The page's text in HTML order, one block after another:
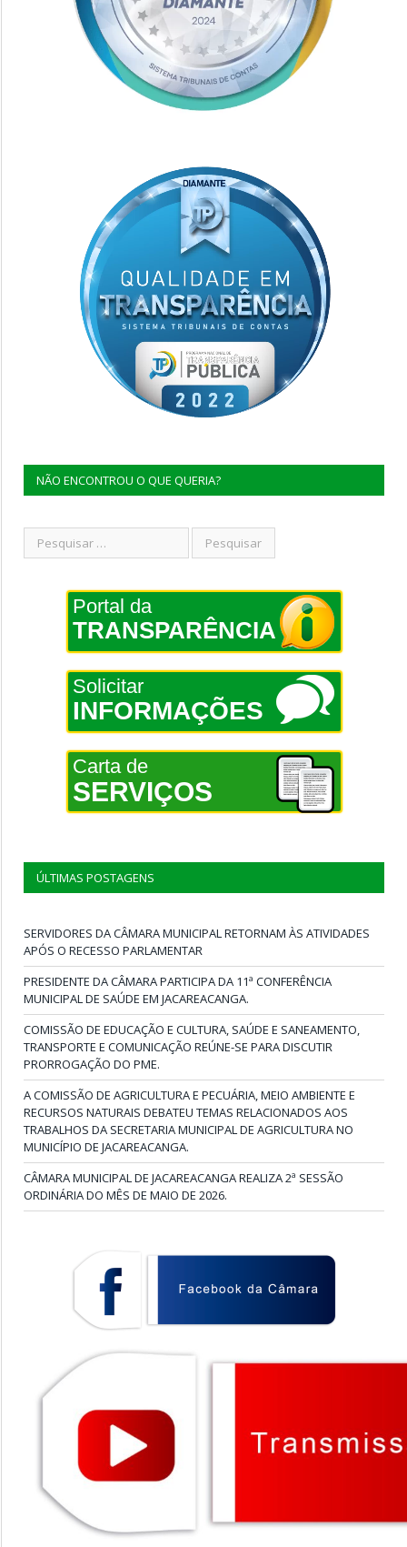
NÃO ENCONTROU O QUE QUERIA?
Portal da
TRANSPARÊNCIA
Solicitar
INFORMAÇÕES
Carta de
SERVIÇOS
ÚLTIMAS POSTAGENS
SERVIDORES DA CÂMARA MUNICIPAL RETORNAM ÀS ATIVIDADES
APÓS O RECESSO PARLAMENTAR
PRESIDENTE DA CÂMARA PARTICIPA DA 11ª CONFERÊNCIA
MUNICIPAL DE SAÚDE EM JACAREACANGA.
COMISSÃO DE EDUCAÇÃO E CULTURA, SAÚDE E SANEAMENTO,
TRANSPORTE E COMUNICAÇÃO REÚNE-SE PARA DISCUTIR
PRORROGAÇÃO DO PME.
A COMISSÃO DE AGRICULTURA E PECUÁRIA, MEIO AMBIENTE E
RECURSOS NATURAIS DEBATEU TEMAS RELACIONADOS AOS
TRABALHOS DA SECRETARIA MUNICIPAL DE AGRICULTURA NO
MUNICÍPIO DE JACAREACANGA.
CÂMARA MUNICIPAL DE JACAREACANGA REALIZA 2ª SESSÃO
ORDINÁRIA DO MÊS DE MAIO DE 2026.